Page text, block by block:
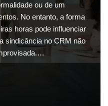
ou de um
No entanto, a forma
horas pode influenciar
sindicância no CRM não